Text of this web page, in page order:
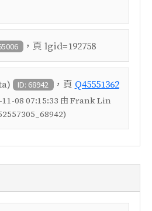
，頁 lgid=192758
ID: 68942 ，頁 Q45551362
11-08 07:15:33 由 Frank Lin